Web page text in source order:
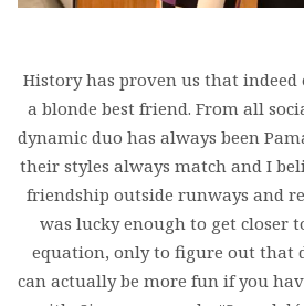
History has proven us that indeed
a blonde best friend. From all
dynamic duo has always been
their styles always match and I
friendship outside runways and
was lucky enough to get closer
equation, only to figure out that
can actually be more fun if you